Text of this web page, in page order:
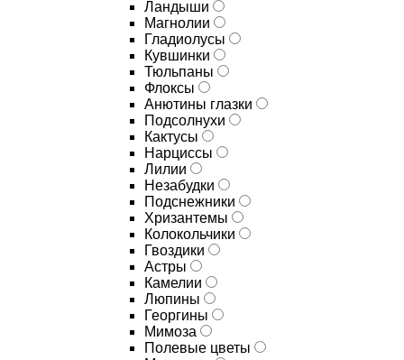
Ландыши
Магнолии
Гладиолусы
Кувшинки
Тюльпаны
Флоксы
Анютины глазки
Подсолнухи
Кактусы
Нарциссы
Лилии
Незабудки
Подснежники
Хризантемы
Колокольчики
Гвоздики
Астры
Камелии
Люпины
Георгины
Мимоза
Полевые цветы